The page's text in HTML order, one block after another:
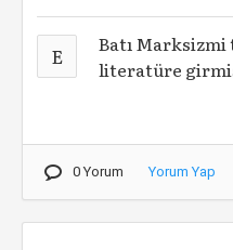
E
Batı Marksizmi
literatüre
0 Yorum Yorum Yap